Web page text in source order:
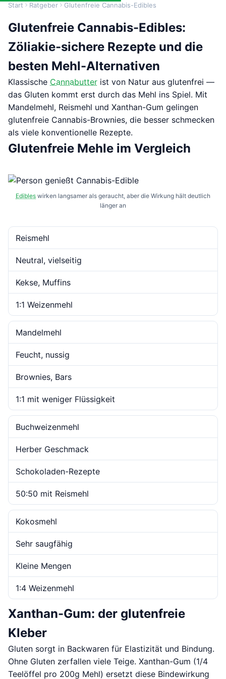
Start Ratgeber Glutenfreie Cannabis-Edibles
Glutenfreie Cannabis-Edibles:
Zöliakie-sichere Rezepte und die
besten Mehl-Alternativen
Klassische Cannabutter ist von Natur aus glutenfrei —
das Gluten kommt erst durch das Mehl ins Spiel. Mit
Mandelmehl, Reismehl und Xanthan-Gum gelingen
glutenfreie Cannabis-Brownies, die besser schmecken
als viele konventionelle Rezepte.
Glutenfreie Mehle im Vergleich
Edibles wirken langsamer als geraucht, aber die Wirkung hält deutlich
länger an
Reismehl
Neutral, vielseitig
Kekse, Muffins
1:1 Weizenmehl
Mandelmehl
Feucht, nussig
Brownies, Bars
1:1 mit weniger Flüssigkeit
Buchweizenmehl
Herber Geschmack
Schokoladen-Rezepte
50:50 mit Reismehl
Kokosmehl
Sehr saugfähig
Kleine Mengen
1:4 Weizenmehl
Xanthan-Gum: der glutenfreie
Kleber
Gluten sorgt in Backwaren für Elastizität und Bindung.
Ohne Gluten zerfallen viele Teige. Xanthan-Gum (1/4
Teelöffel pro 200g Mehl) ersetzt diese Bindewirkung